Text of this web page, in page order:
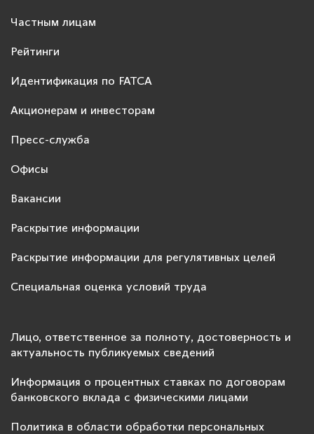
Частным лицам
Рейтинги
Идентификация по FATCA
Акционерам и инвесторам
Пресс-служба
Офисы
Вакансии
Раскрытие информации
Раскрытие информации для регулятивных целей
Специальная оценка условий труда
Лицо, ответственное за полноту, достоверность и
актуальность публикуемых сведений
Информация о процентных ставках по договорам
банковского вклада с физическими лицами
Политика в области обработки персональных